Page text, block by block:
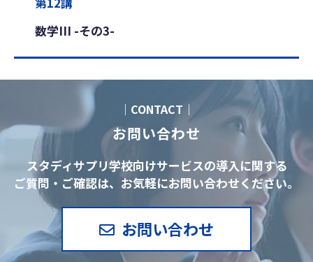
数学III -その3-
｜CONTACT｜
お問い合わせ
スタディサプリ学校向けサービスの導入に関する
ご質問・ご確認は、お気軽にお問い合わせください。
お問い合わせ